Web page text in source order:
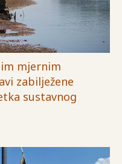
mjernim
zabilježene
sustavnog